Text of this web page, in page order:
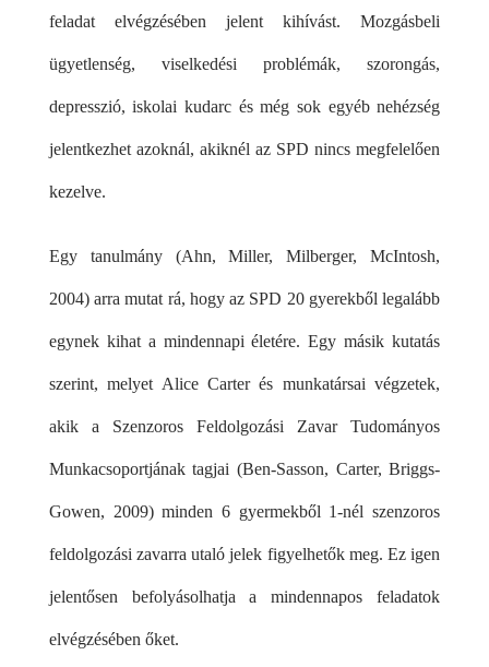
feladat elvégzésében jelent kihívást. Mozgásbeli
ügyetlenség, viselkedési problémák, szorongás,
depresszió, iskolai kudarc és még sok egyéb nehézség
jelentkezhet azoknál, akiknél az SPD nincs megfelelően
kezelve.
Egy tanulmány (Ahn, Miller, Milberger, McIntosh,
2004) arra mutat rá, hogy az SPD 20 gyerekből legalább
egynek kihat a mindennapi életére. Egy másik kutatás
szerint, melyet Alice Carter és munkatársai végzetek,
akik a Szenzoros Feldolgozási Zavar Tudományos
Munkacsoportjának tagjai (Ben-Sasson, Carter, Briggs-
Gowen, 2009) minden 6 gyermekből 1-nél szenzoros
feldolgozási zavarra utaló jelek figyelhetők meg. Ez igen
jelentősen befolyásolhatja a mindennapos feladatok
elvégzésében őket.